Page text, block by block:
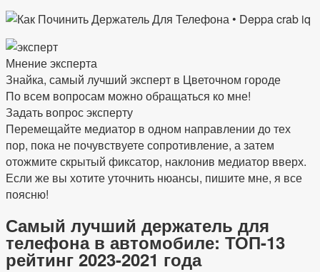
Мнение эксперта
Знайка, самый лучший эксперт в Цветочном городе
По всем вопросам можно обращаться ко мне!
Задать вопрос эксперту
Перемещайте медиатор в одном направлении до тех
пор, пока не почувствуете сопротивление, а затем
отожмите скрытый фиксатор, наклонив медиатор вверх.
Если же вы хотите уточнить нюансы, пишите мне, я все
поясню!
Самый лучший держатель для
телефона в автомобиле: ТОП-13
рейтинг 2023-2021 года